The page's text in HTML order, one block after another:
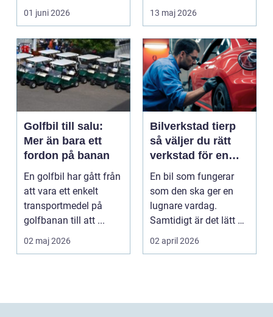
båtägare och
fastighetsförv...
01 juni 2026
mellanrum. För många
biläga...
13 maj 2026
Golfbil till salu:
Mer än bara ett
fordon på banan
En golfbil har gått från
att vara ett enkelt
transportmedel på
golfbanan till att ...
02 maj 2026
Bilverkstad tierp
så väljer du rätt
verkstad för en
tryggare bilvardag
En bil som fungerar
som den ska ger en
lugnare vardag.
Samtidigt är det lätt att
skjuta upp service ...
02 april 2026